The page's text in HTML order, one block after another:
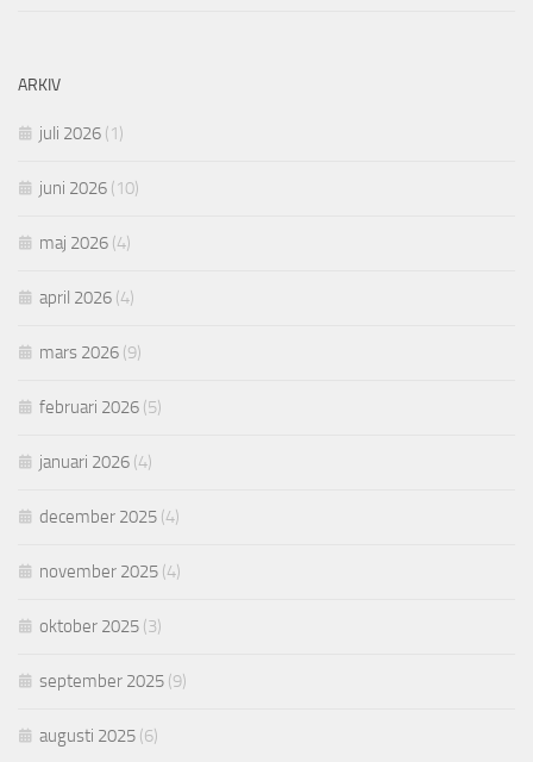
ARKIV
juli 2026 (1)
juni 2026 (10)
maj 2026 (4)
april 2026 (4)
mars 2026 (9)
februari 2026 (5)
januari 2026 (4)
december 2025 (4)
november 2025 (4)
oktober 2025 (3)
september 2025 (9)
augusti 2025 (6)